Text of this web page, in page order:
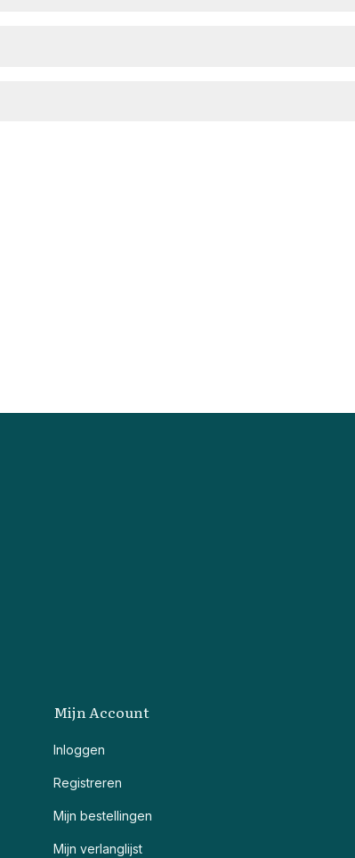
Mijn Account
Inloggen
Registreren
Mijn bestellingen
Mijn verlanglijst